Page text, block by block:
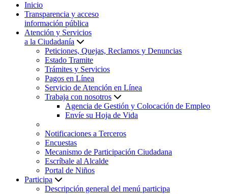
Inicio
Transparencia y acceso
información pública
Atención y Servicios
a la Ciudadanía
Peticiones, Quejas, Reclamos y Denuncias
Estado Tramite
Trámites y Servicios
Pagos en Línea
Servicio de Atención en Línea
Trabaja con nosotros
Agencia de Gestión y Colocación de Empleo
Envíe su Hoja de Vida
Notificaciones a Terceros
Encuestas
Mecanismo de Participación Ciudadana
Escríbale al Alcalde
Portal de Niños
Participa
Descripción general del menú participa